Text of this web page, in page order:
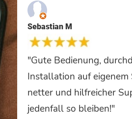
Sebastian M
"Gute Bedienung,
Installation auf eigenem
netter und hilfreicher
jedenfall so bleiben!"